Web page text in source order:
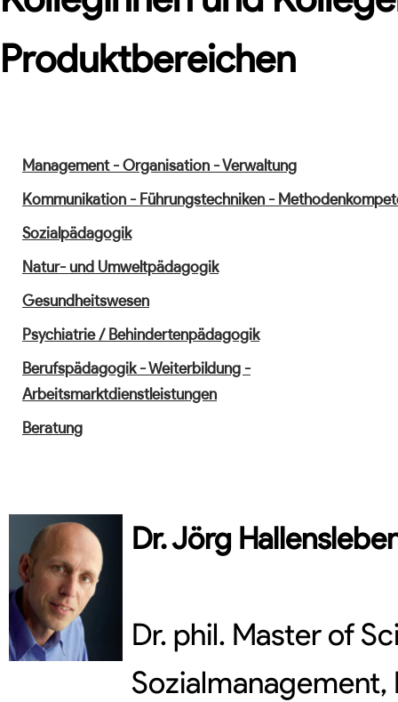
Produktbereichen
Management - Organisation - Verwaltung
Kommunikation - Führungstechniken -
Sozialpädagogik
Natur- und Umweltpädagogik
Gesundheitswesen
Psychiatrie / Behindertenpädagogik
Berufspädagogik - Weiterbildung -
Arbeitsmarktdienstleistungen
Beratung
Dr.Jörg
Dr. phil. Master of